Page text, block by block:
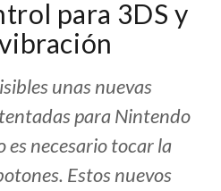
para 3DS y
unas nuevas
para Nintendo
es necesario tocar la
Estos nuevos